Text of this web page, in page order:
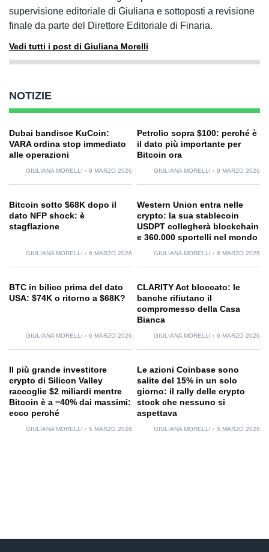
supervisione editoriale di Giuliana e sottoposti a revisione
finale da parte del Direttore Editoriale di Finaria.
Vedi tutti i post di Giuliana Morelli
NOTIZIE
Dubai bandisce KuCoin:
VARA ordina stop immediato
alle operazioni
GIULIANA MORELLI 9 MARZO 2026
Petrolio sopra $100: perché è
il dato più importante per
Bitcoin ora
GIULIANA MORELLI 9 MARZO 2026
Bitcoin sotto $68K dopo il
dato NFP shock: è
stagflazione
GIULIANA MORELLI 6 MARZO 2026
Western Union entra nelle
crypto: la sua stablecoin
USDPT collegherà blockchain
e 360.000 sportelli nel mondo
GIULIANA MORELLI 6 MARZO 2026
BTC in bilico prima del dato
USA: $74K o ritorno a $68K?
GIULIANA MORELLI 6 MARZO 2026
CLARITY Act bloccato: le
banche rifiutano il
compromesso della Casa
Bianca
GIULIANA MORELLI 6 MARZO 2026
Il più grande investitore
crypto di Silicon Valley
raccoglie $2 miliardi mentre
Bitcoin è a −40% dai massimi:
ecco perché
GIULIANA MORELLI 5 MARZO 2026
Le azioni Coinbase sono
salite del 15% in un solo
giorno: il rally delle crypto
stock che nessuno si
aspettava
GIULIANA MORELLI 5 MARZO 2026